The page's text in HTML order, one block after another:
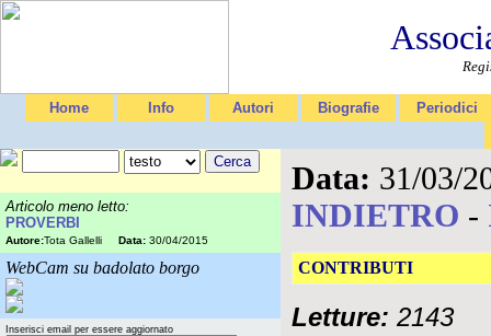
Home Info Autori Biografie Periodici
Articolo meno letto:
PROVERBI
Autore:Tota Gallelli Data: 30/04/2015
WebCam su badolato borgo
Inserisci email per essere aggiornato
Data: 31/03/
INDIETRO -
CONTRIBUTI
Letture: 2143